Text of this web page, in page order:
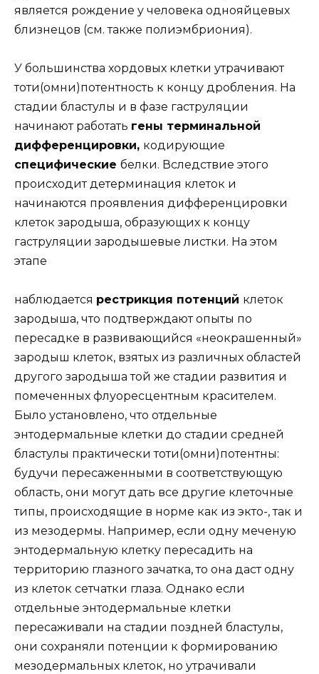
является рождение у человека однояйцевых
близнецов (см. также полиэмбриония).
У большинства хордовых клетки утрачивают
тоти(омни)потентность к концу дробления. На
стадии бластулы и в фазе гаструляции
начинают работать гены терминальной
дифференцировки, кодирующие
специфические белки. Вследствие этого
происходит детерминация клеток и
начинаются проявления дифференцировки
клеток зародыша, образующих к концу
гаструляции зародышевые листки. На этом
этапе
наблюдается рестрикция потенций клеток
зародыша, что подтверждают опыты по
пересадке в развивающийся «неокрашенный»
зародыш клеток, взятых из различных областей
другого зародыша той же стадии развития и
помеченных флуоресцентным красителем.
Было установлено, что отдельные
энтодермальные клетки до стадии средней
бластулы практически тоти(омни)потентны:
будучи пересаженными в соответствующую
область, они могут дать все другие клеточные
типы, происходящие в норме как из экто-, так и
из мезодермы. Например, если одну меченую
энтодермальную клетку пересадить на
территорию глазного зачатка, то она даст одну
из клеток сетчатки глаза. Однако если
отдельные энтодермальные клетки
пересаживали на стадии поздней бластулы,
они сохраняли потенции к формированию
мезодермальных клеток, но утрачивали